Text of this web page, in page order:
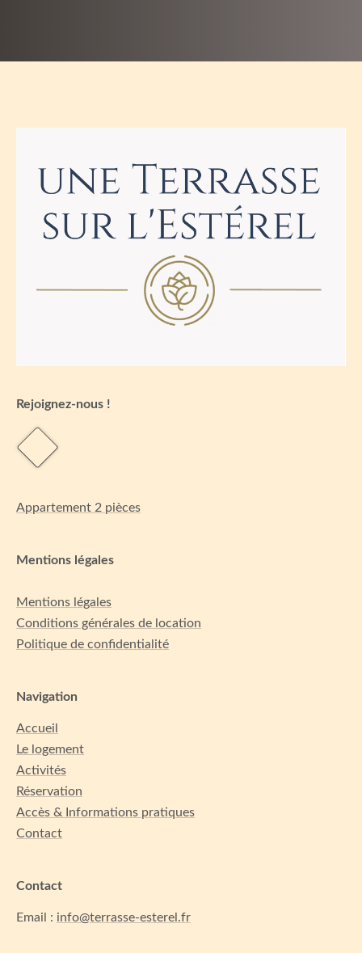
Rejoignez-nous !
Appartement 2 pièces
Mentions légales
Mentions légales
Conditions générales de location
Politique de confidentialité
Navigation
Accueil
Le logement
Activités
Réservation
Accès & Informations pratiques
Contact
Contact
Email : info@terrasse-esterel.fr